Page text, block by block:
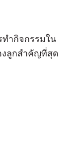
ทำกิจกรรมใน
งลูกสำคัญที่สุด